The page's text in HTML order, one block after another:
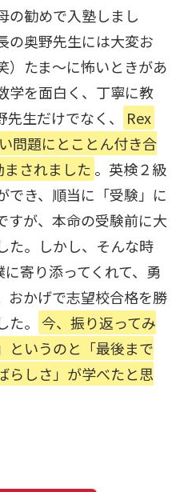
の勧めで入塾しまし
の奥野先生には大変お
）たま〜に怖いときがあ
学を面白く、丁寧に教
生だけでなく、
Rex
問題にとことん付き合
まされました 。英検２級
でき、順当に「受験」に
すが、本命の受験前に大
た。しかし、そんな時
寄り添ってくれて、勇
おかげで志望校合格を勝
。
今、振り返ってみ
というのと「最後まで
らしさ」が学べたと思